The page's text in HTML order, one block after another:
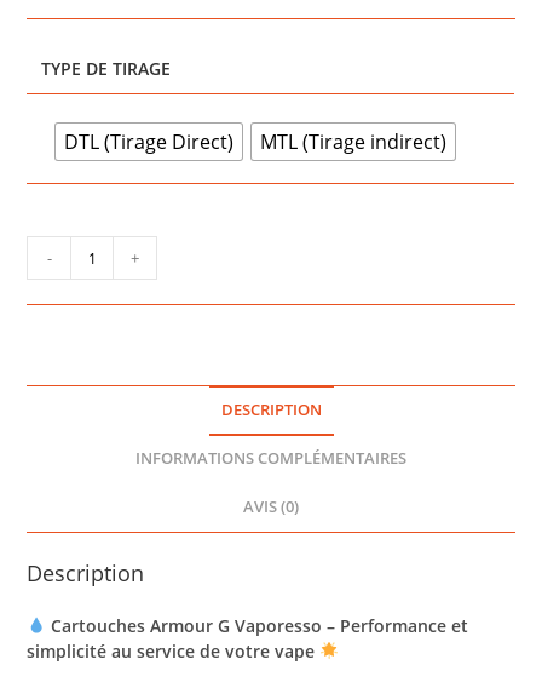
TYPE DE TIRAGE
DTL (Tirage Direct) MTL (Tirage indirect)
quantité
de
CARTOUCHES
- +
DESCRIPTION
INFORMATIONS COMPLÉMENTAIRES
AVIS (0)
Description
Cartouches Armour G Vaporesso – Performance et
simplicité au service de votre vape